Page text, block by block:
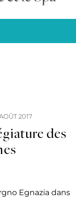
2017
des
Egnazia dans